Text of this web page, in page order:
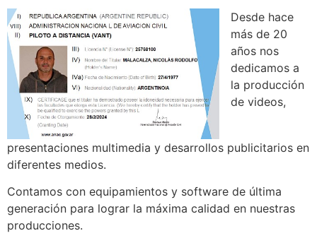
Desde hace
más de 20
años nos
dedicamos a
la producción
de videos,
presentaciones multimedia y desarrollos publicitarios en
diferentes medios.
Contamos con equipamientos y software de última
generación para lograr la máxima calidad en nuestras
producciones.